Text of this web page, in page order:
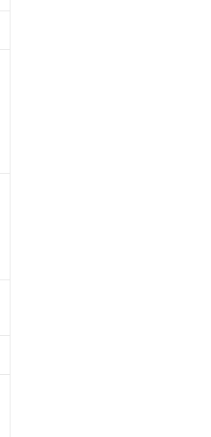
替える予定のある商品です。
、対応品を出す予定はありません。
中または確認中の商品です。
した場合などやむを得ず変更すること
を示します。